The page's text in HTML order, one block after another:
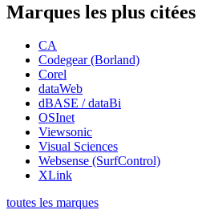
Marques les plus citées
CA
Codegear (Borland)
Corel
dataWeb
dBASE / dataBi
OSInet
Viewsonic
Visual Sciences
Websense (SurfControl)
XLink
toutes les marques